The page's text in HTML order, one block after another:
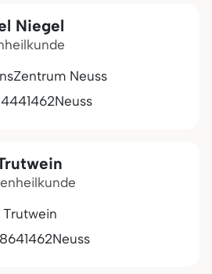
Niegel
Neuss
41462Neuss
Trutwein
41462Neuss